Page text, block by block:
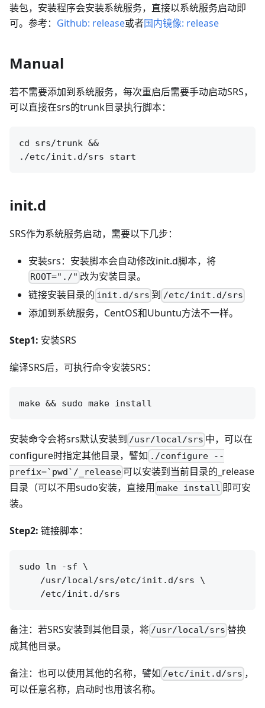
装包，安装程序会安装系统服务，直接以系统服务启动即
可。参考： Github: release或者国内镜像: release
Manual
若不需要添加到系统服务，每次重启后需要手动启动SRS，
可以直接在srs的trunk目录执行脚本：
cd srs/trunk &&
init.d
SRS作为系统服务启动，需要以下几步：
安装srs：安装脚本会自动修改init.d脚本，将
ROOT="./" 改为安装目录。
链接安装目录的 init.d/srs 到 /etc/init.d/srs
添加到系统服务，CentOS和Ubuntu方法不一样。
Step1: 安装SRS
编译SRS后，可执行命令安装SRS：
安装命令会将srs默认安装到 /usr/local/srs 中，可以在
configure时指定其他目录，譬如 ./configure --
prefix=`pwd`/_release可以安装到当前目录的_release
目录（可以不用sudo安装，直接用 make install 即可安
装。
Step2: 链接脚本：
sudo ln -sf \
    /usr/local/srs/etc/init.d/srs \
备注：若SRS安装到其他目录，将 /usr/local/srs 替换
成其他目录。
备注：也可以使用其他的名称，譬如 /etc/init.d/srs ，
可以任意名称，启动时也用该名称。